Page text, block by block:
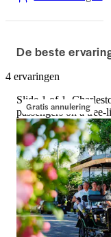
De beste
4 ervaringen
Gratis annulering
Slide 1 of 1,
passengers on a tree-